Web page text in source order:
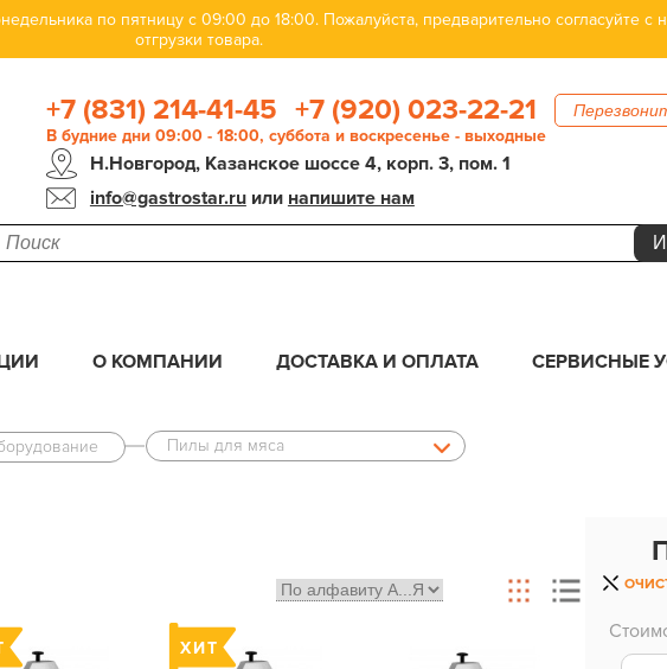
по пятницу с 09:00 до 18:00. Пожалуйста, предварительно согласуйте
отгрузки товара.
+7 (831) 214-41-45 +7 (920) 023-22-21
В будние дни 09:00 - 18:00, суббота и воскресенье - выходные
Н.Новгород, Казанское шоссе 4, корп. 3, пом. 1
info@gastrostar.ruили напишите нам
О КОМПАНИИ ДОСТАВКА И ОПЛАТА СЕРВИСНЫЕ
Пилы для мяса